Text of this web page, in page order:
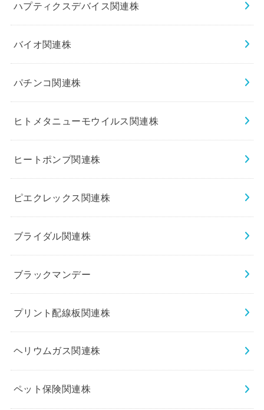
ハプティクスデバイス関連株
バイオ関連株
パチンコ関連株
ヒトメタニューモウイルス関連株
ヒートポンプ関連株
ピエクレックス関連株
ブライダル関連株
ブラックマンデー
プリント配線板関連株
ヘリウムガス関連株
ペット保険関連株